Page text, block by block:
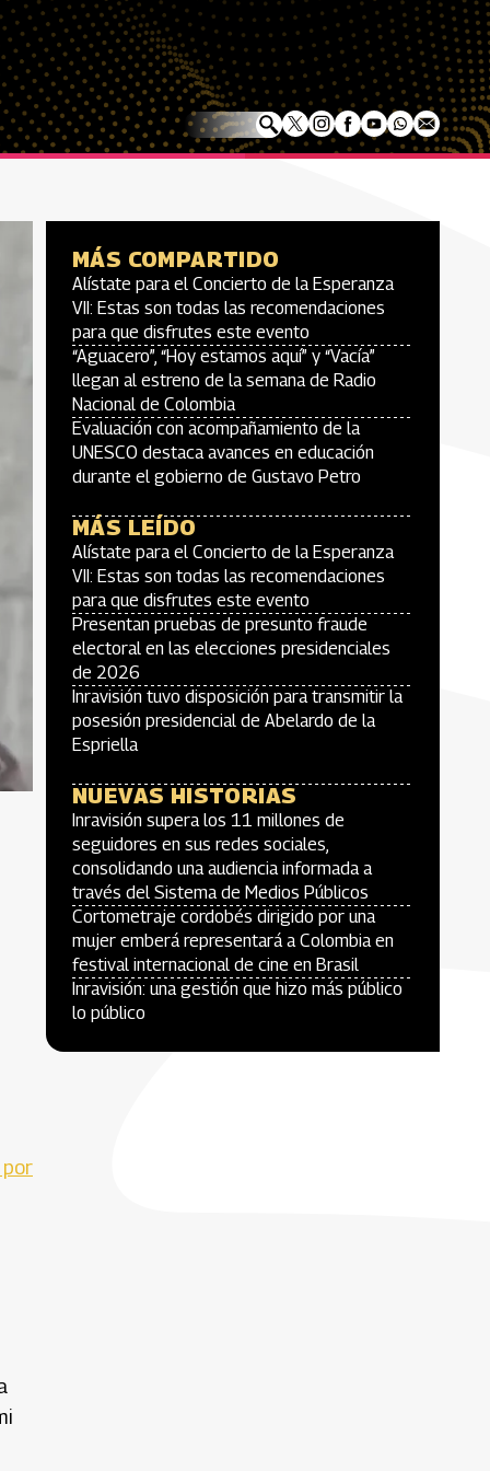
MÁS COMPARTIDO
Alístate para el Concierto de la Esperanza
VII: Estas son todas las recomendaciones
para que disfrutes este evento
“Aguacero”, “Hoy estamos aquí” y “Vacía”
llegan al estreno de la semana de Radio
Nacional de Colombia
Evaluación con acompañamiento de la
UNESCO destaca avances en educación
durante el gobierno de Gustavo Petro
MÁS LEÍDO
Alístate para el Concierto de la Esperanza
VII: Estas son todas las recomendaciones
para que disfrutes este evento
Presentan pruebas de presunto fraude
electoral en las elecciones presidenciales
de 2026
Inravisión tuvo disposición para transmitir la
posesión presidencial de Abelardo de la
Espriella
NUEVAS HISTORIAS
Inravisión supera los 11 millones de
seguidores en sus redes sociales,
consolidando una audiencia informada a
través del Sistema de Medios Públicos
Cortometraje cordobés dirigido por una
mujer emberá representará a Colombia en
festival internacional de cine en Brasil
Inravisión: una gestión que hizo más público
lo público